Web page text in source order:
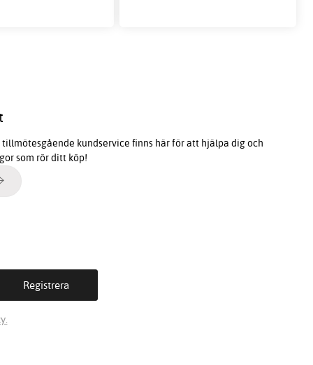
tillmötesgående kundservice finns här för att hjälpa dig och
som rör ditt köp!